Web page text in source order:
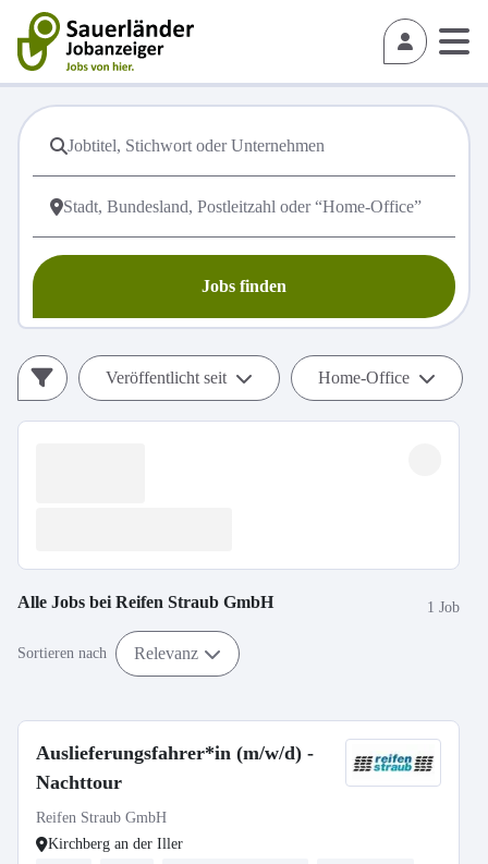
Jobs finden
Veröffentlicht seit Home-Office
Alle Jobs bei Reifen Straub GmbH 1 Job
Sortieren nach Relevanz
Auslieferungsfahrer*in (m/w/d) -
Nachttour
Reifen Straub GmbH
Kirchberg an der Iller